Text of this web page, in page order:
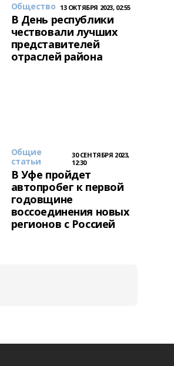
Общество 13 ОКТЯБРЯ 2023, 02:55
В День республики
чествовали лучших
представителей
отраслей района
Общие
статьи
30 СЕНТЯБРЯ 2023,
12:30
В Уфе пройдет
автопробег к первой
годовщине
воссоединения новых
регионов с Россией